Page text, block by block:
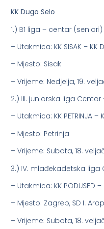
KK Dugo Selo
1.) B1 liga – centar (seniori)
– Utakmica: KK SISAK – KK
– Mjesto: Sisak
– Vrijeme: Nedjelja, 19.
2.) III. juniorska liga Centar
– Utakmica: KK PETRINJA –
– Mjesto: Petrinja
– Vrijeme: Subota, 18.
3.) IV. mlađekadetska liga
– Utakmica: KK PODUSED –
– Mjesto: Zagreb, SD I.
– Vrijeme: Subota, 18.